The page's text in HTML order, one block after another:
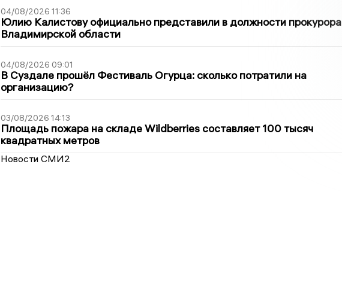
04/08/2026 11:36
Юлию Калистову официально представили в должности прокурора
Владимирской области
04/08/2026 09:01
В Суздале прошёл Фестиваль Огурца: сколько потратили на
организацию?
03/08/2026 14:13
Площадь пожара на складе Wildberries составляет 100 тысяч
квадратных метров
Новости СМИ2